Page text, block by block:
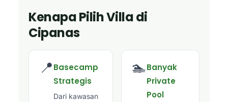
Kenapa Pilih Villa di
Cipanas
📍Basecamp
Strategis
Dari kawasan
🏊Banyak
Private
Pool